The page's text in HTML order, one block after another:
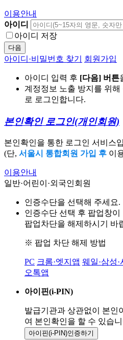
이용안내
아이디
아이디 저장
다음
아이디·비밀번호 찾기 회원가입
아이디 입력 후 [다음] 버튼
계정정보 노출 방지를 위해
로 로그인합니다.
본인확인 로그인(개인회원)
본인확인을 통한 로그인 서비스
(단, 서울시 통합회원 가입 후 이
이용안내
일반·어린이·외국인회원
인증수단을 선택해 주세요.
인증수단 선택 후 팝업창
팝업차단을 해제하시기 바
※ 팝업 차단 해제 방법
PC 크롬·엣지앱 웨일·삼성
오톡앱
아이핀(i-PIN)
발급기관과 상관없이 본인
여 본인확인을 할 수 있습
아이핀(i-PIN)인증하기